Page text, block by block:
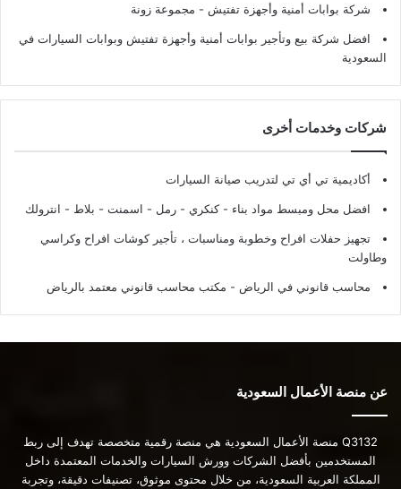
شركة بوابات أمنية وأجهزة تفتيش - مجموعة زونة
افضل شركة بيع وتأجير بوابات أمنية وأجهزة تفتيش وبوابات السيارات في
السعودية
شركات وخدمات أخرى
أكاديمية تي أي تي لتدريب صيانة السيارات
افضل محل ومبسط مواد بناء - كنكري - رمل - اسمنت - بلاط - انترولك
تجهيز حفلات افراح وخطوبة ومناسبات ، تأجير كوشات افراح وكراسي
وطاولت
محاسب قانوني في الرياض - مكتب محاسب قانوني معتمد بالرياض
عن منصة الأعمال السعودية
Q3132 منصة الأعمال السعودية هي منصة رقمية متخصصة تهدف إلى ربط
المستخدمين بأفضل الشركات وورش السيارات والخدمات المعتمدة داخل
المملكة العربية السعودية، من خلال محتوى موثوق، تصنيفات دقيقة، وتجربة